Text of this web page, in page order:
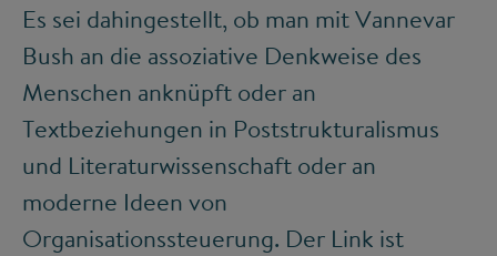
Es sei dahingestellt, ob man mit Vannevar
Bush an die assoziative Denkweise des
Menschen anknüpft oder an
Textbeziehungen in Poststrukturalismus
und Literaturwissenschaft oder an
moderne Ideen von
Organisationssteuerung. Der Link ist